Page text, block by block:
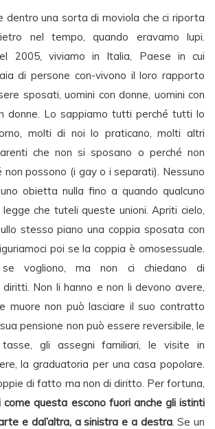
dentro una sorta di moviola che ci riporta
nel tempo, quando eravamo lupi.
2005, viviamo in Italia, Paese in cui
di persone con-vivono il loro rapporto
sposati, uomini con donne, uomini con
donne. Lo sappiamo tutti perché tutti lo
molti di noi lo praticano, molti altri
che non si sposano o perché non
non possono (i gay o i separati). Nessuno
obietta nulla fino a quando qualcuno
che tuteli queste unioni. Apriti cielo,
stesso piano una coppia sposata con
poi se la coppia è omosessuale.
se vogliono, ma non ci chiedano di
Non li hanno e non li devono avere,
muore non può lasciare il suo contratto
pensione non può essere reversibile, le
gli assegni familiari, le visite in
la graduatoria per una casa popolare.
di fatto ma non di diritto. Per fortuna,
come questa escono fuori anche gli istinti
e dal’altra, a sinistra e a destra. Se un